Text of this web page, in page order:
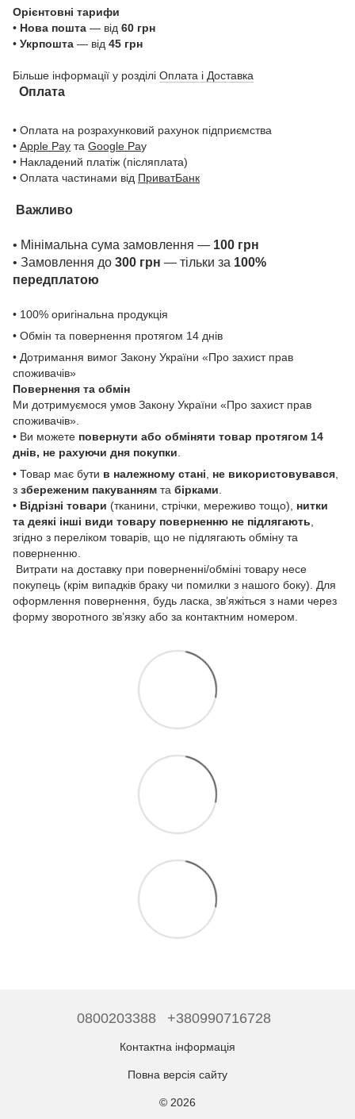
Орієнтовні тарифи
• Нова пошта — від 60 грн
• Укрпошта — від 45 грн
Більше інформації у розділі Оплата і Доставка
Оплата
• Оплата на розрахунковий рахунок підприємства
• Apple Pay та Google Pay
• Накладений платіж (післяплата)
• Оплата частинами від ПриватБанк
Важливо
• Мінімальна сума замовлення — 100 грн
• Замовлення до 300 грн — тільки за 100%
передплатою
• 100% оригінальна продукція
• Обмін та повернення протягом 14 днів
• Дотримання вимог Закону України «Про захист прав
споживачів»
Повернення та обмін
Ми дотримуємося умов Закону України «Про захист прав
споживачів».
• Ви можете повернути або обміняти товар протягом 14
днів, не рахуючи дня покупки
• Товар має бути в належному стані не використовувався
з збереженим пакуванням та бірками
• Відрізні товари (тканини, стрічки, мереживо тощо), нитки
та деякі інші види товару поверненню не підлягають
згідно з переліком товарів, що не підлягають обміну та
поверненню.
Витрати на доставку при поверненні/обміні товару несе
покупець (крім випадків браку чи помилки з нашого боку). Для
оформлення повернення, будь ласка, зв’яжіться з нами через
форму зворотного зв’язку або за контактним номером.
0800203388 +380990716728
Контактна інформація
Повна версія сайту
© 2026